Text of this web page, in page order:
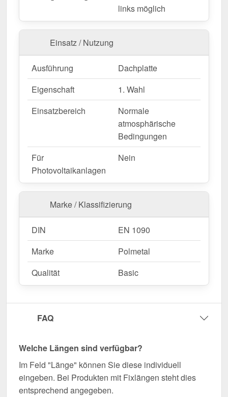
Wegen Sonderanfertigung vom Widerruf ausgeschlossen
links möglich
Einsatz / Nutzung
Ausführung
Dachplatte
Eigenschaft
1. Wahl
Einsatzbereich
Normale
atmosphärische
Bedingungen
Für
Photovoltaikanlagen
Nein
Marke / Klassifizierung
DIN
EN 1090
Marke
Polmetal
Qualität
Basic
FAQ
Welche Längen sind verfügbar?
Im Feld "Länge" können Sie diese individuell
eingeben. Bei Produkten mit Fixlängen steht dies
entsprechend angegeben.